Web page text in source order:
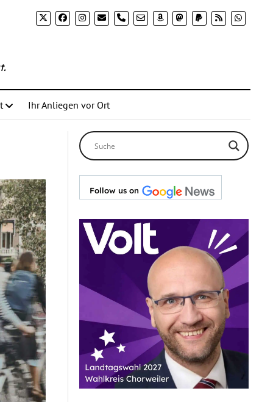
phone
Ihr Anliegen vor Ort
Follow us on